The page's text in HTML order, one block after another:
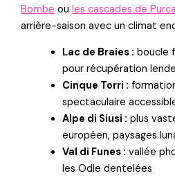
Bombe oules cascades de
arrière-saison avec un climat
Lac de Braies : boucle
pour récupération
Cinque Torri :
spectaculaire
Alpe di Siusi : plus
européen, paysages
Val di Funes : vallée
les Odle dentelées